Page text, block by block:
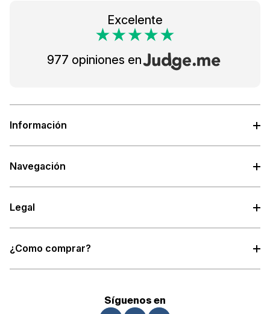
Excelente
977 opiniones en
Información
Navegación
Legal
¿Como comprar?
Síguenos en